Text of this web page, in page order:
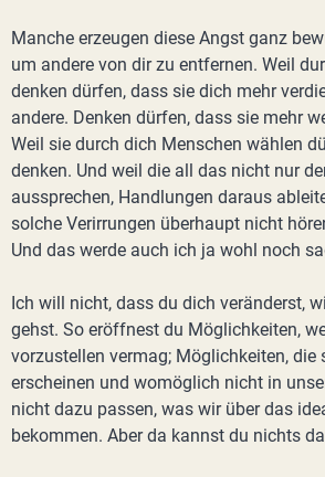
Manche erzeugen diese Angst ganz
um andere von dir zu entfernen. Weil
denken dürfen, dass sie dich mehr
andere. Denken dürfen, dass sie mehr
Weil sie durch dich Menschen wählen
denken. Und weil die all das nicht nur
aussprechen, Handlungen daraus
solche Verirrungen überhaupt nicht
Und das werde auch ich ja wohl noch
Ich will nicht, dass du dich veränderst,
gehst. So eröffnest du Möglichkeiten,
vorzustellen vermag; Möglichkeiten, die
erscheinen und womöglich nicht in
nicht dazu passen, was wir über das
bekommen. Aber da kannst du nichts